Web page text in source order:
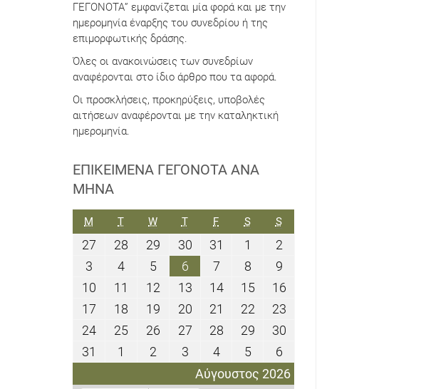
ΓΕΓΟΝΟΤΑ” εμφανίζεται μία φορά και με την
ημερομηνία έναρξης του συνεδρίου ή της
επιμορφωτικής δράσης.
Όλες οι ανακοινώσεις των συνεδρίων
αναφέρονται στο ίδιο άρθρο που τα αφορά.
Οι προσκλήσεις, προκηρύξεις, υποβολές
αιτήσεων αναφέρονται με την καταληκτική
ημερομηνία.
ΕΠΙΚΕΊΜΕΝΑ ΓΕΓΟΝΌΤΑ ΑΝΆ
ΜΉΝΑ
Αύγουστος 2026
M ΔΕΥΤΈΡΑ
TΤΡΊΤΗWΤΕΤΆΡΤΗ
TΠΈΜΠΤΗ
FΠΑΡΑΣΚΕΥΉ
SΣΆΒΒΑΤΟ
SΚΥΡΙΑΚΉ
27
Ιουλίου
2026
28
Ιουλίου
2026
29
Ιουλίου
2026
3030
Ιουλίου
2026
31
Ιουλίου
2026
1
Αυγούστου
2026
22
3
Αυγούστου
2026
44
Αυγούστου
2026
55
Αυγούστου
2026
66
Αυγούστου
2026
77
Αυγούστου
2026
88
Αυγούστου
2026
99
Αυγούστου
2026
10
Αυγούστου
2026
11
Αυγούστου
2026
12
Αυγούστου
2026
1313
Αυγούστου
2026
1414
Αυγούστου
2026
1515
Αυγούστου
2026
1616
Αυγούστου
2026
17
Αυγούστου
2026
18
Αυγούστου
2026
19
Αυγούστου
2026
2020
Αυγούστου
2026
21
Αυγούστου
2026
2222
Αυγούστου
2026
2323
2026
2424
Αυγούστου
2026
2525
Αυγούστου
2026
26
Αυγούστου
2026
2727
Αυγούστου
2026
2828
Αυγούστου
2026
2929
Αυγούστου
2026
3030
2026
31
Αυγούστου
1
Σεπτεμβρίου
2
Σεπτεμβρίου
33
Σεπτεμβρίου
2026
44
Σεπτεμβρίου
2026
55
Σεπτεμβρίου
2026
66
Σεπτεμβρίου
2026